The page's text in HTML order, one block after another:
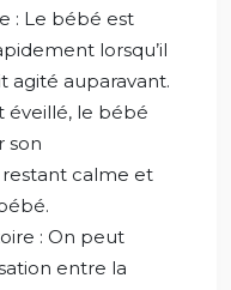
: Le bébé est
lorsqu’il
agité auparavant.
éveillé, le bébé
son
calme et
: On peut
entre la